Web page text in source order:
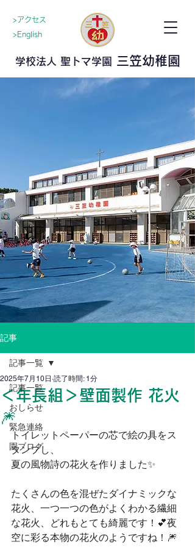
>アクセス
>English
学校法人 聖トマ学園 三笠幼稚園
記事
記事一覧
おしらせ
緊急連絡
園ブログ
記事一覧
＜年長組＞壁面製作 花火
🎆
2025年7月10日 読了時間: 1分
トイレットペーパーの芯で絵の具をス
タンプし、
夏の風物詩の花火を作りました✨
たくさんの色を混ぜたダイナミックな
花火、一つ一つの色がよくわかる繊細
な花火、どれもとても綺麗です！💕夜
空に彩る本物の花火のようですね！🎆